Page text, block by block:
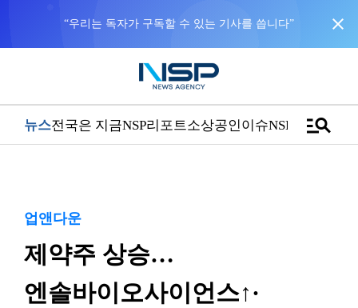
NSP통신을 구글 선호 매체로 추가 바로가기 close
뉴스전국은 지금NSP리포트소상공인이슈NSPTVmanage_search
업앤다운
제약주 상승…
엔솔바이오사이언스↑·